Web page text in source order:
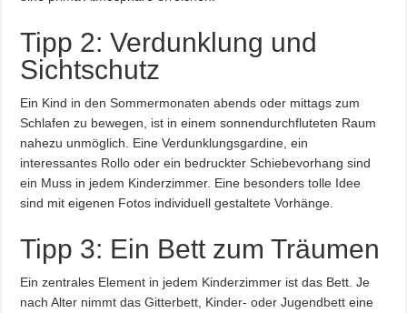
Tipp 2: Verdunklung und
Sichtschutz
Ein Kind in den Sommermonaten abends oder mittags zum
Schlafen zu bewegen, ist in einem sonnendurchfluteten Raum
nahezu unmöglich. Eine Verdunklungsgardine, ein
interessantes Rollo oder ein bedruckter Schiebevorhang sind
ein Muss in jedem Kinderzimmer. Eine besonders tolle Idee
sind mit eigenen Fotos individuell gestaltete Vorhänge.
Tipp 3: Ein Bett zum Träumen
Ein zentrales Element in jedem Kinderzimmer ist das Bett. Je
nach Alter nimmt das Gitterbett, Kinder- oder Jugendbett eine